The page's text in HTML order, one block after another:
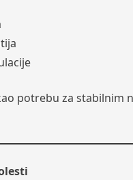
potrebu za stabilnim